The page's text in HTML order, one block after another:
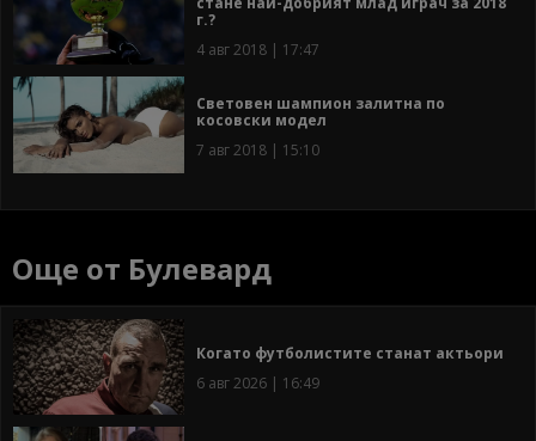
г.?
4 авг 2018 | 17:47
Световен шампион залитна по
косовски модел
7 авг 2018 | 15:10
Още от Булевард
Когато футболистите станат актьори
6 авг 2026 | 16:49